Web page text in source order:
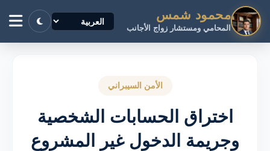
محمود شمس
المحامي ومستشار زواج الأجانب
الأمن السيبراني
اختراق الحسابات الشخصية
وجريمة الدخول غير المشروع